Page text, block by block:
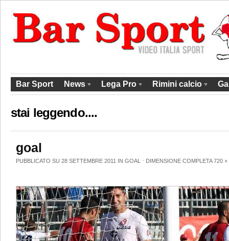
Bar Sport News Lega Pro Rimini calcio
stai leggendo....
goal
PUBBLICATO SU 28 SETTEMBRE 2011 IN GOAL ⋅ DIMENSIONE COMPLETA720 ×